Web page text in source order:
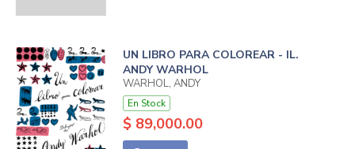
UN LIBRO PARA COLOREAR - IL.
ANDY WARHOL
WARHOL, ANDY
En Stock
$ 89,000.00